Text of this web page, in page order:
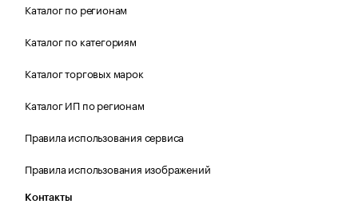
Каталог по регионам
Каталог по категориям
Каталог торговых марок
Каталог ИП по регионам
Правила использования сервиса
Правила использования изображений
Контакты